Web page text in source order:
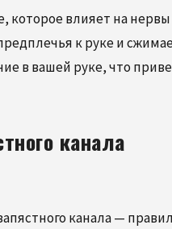
МОГУТ
ЗДОРОВЬЕ СВОЕГО
которое влияет на
к руке и
в вашей руке, что
канала
канала —